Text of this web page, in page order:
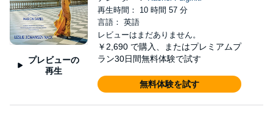
プレビューの
再生
再生時間： 10 時間 57 分
言語： 英語
レビューはまだありません。
￥2,690 で購入、またはプレミアムプ
ラン30日間無料体験で試す
無料体験を試す